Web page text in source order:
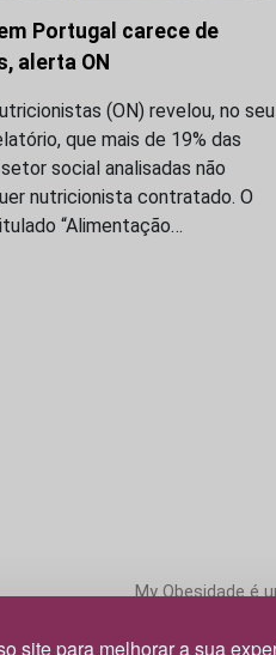
site para melhorar a sua
Portugal carece de
alerta ON
(ON) revelou, no seu
que mais de 19% das
social analisadas não
nutricionista contratado. O
“Alimentação…
My Obesidade é